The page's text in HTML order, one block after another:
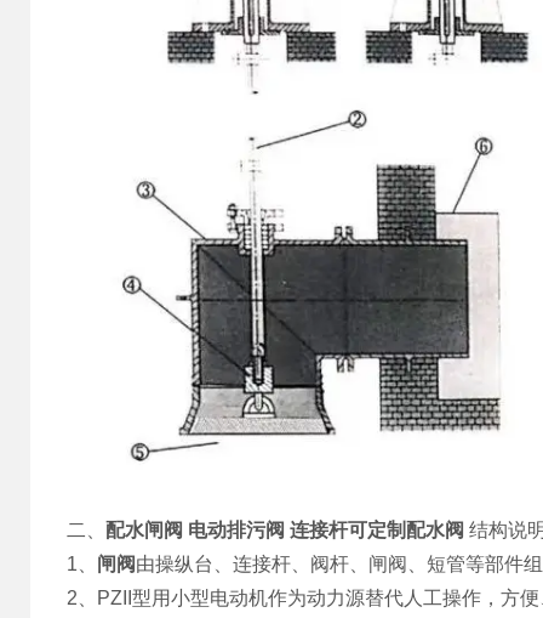
二、 配水闸阀 电动排污阀 连接杆可定制 配水阀 结构说
1、 闸阀由操纵台、连接杆、阀杆、闸阀、短管等部件
2、PZII型用小型电动机作为动力源替代人工操作，方